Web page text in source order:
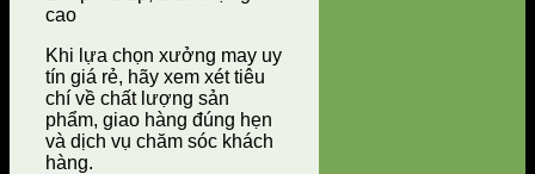
cao
Khi lựa chọn xưởng may uy
tín giá rẻ, hãy xem xét tiêu
chí về chất lượng sản
phẩm, giao hàng đúng hẹn
và dịch vụ chăm sóc khách
hàng.